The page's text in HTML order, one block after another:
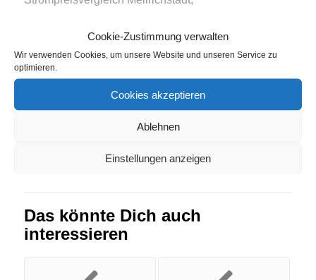
Cookie-Zustimmung verwalten
Wir verwenden Cookies, um unsere Website und unseren Service zu
optimieren.
Cookies akzeptieren
Ablehnen
Einstellungen anzeigen
Strompreisvergleich Wittislingen
Eintrag teilen
Das könnte Dich auch
interessieren